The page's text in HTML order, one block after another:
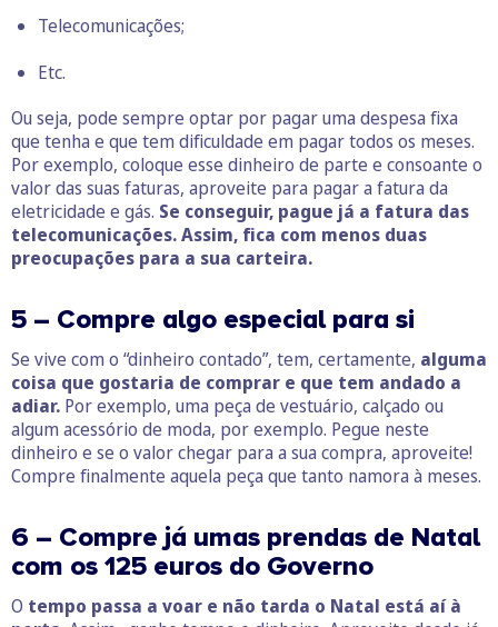
Telecomunicações;
Etc.
Ou seja, pode sempre optar por pagar uma despesa fixa
que tenha e que tem dificuldade em pagar todos os meses.
Por exemplo, coloque esse dinheiro de parte e consoante o
valor das suas faturas, aproveite para pagar a fatura da
eletricidade e gás. Se conseguir, pague já a fatura das
telecomunicações. Assim, fica com menos duas
preocupações para a sua carteira.
5 – Compre algo especial para si
Se vive com o “dinheiro contado”, tem, certamente, alguma
coisa que gostaria de comprar e que tem andado a
adiar. Por exemplo, uma peça de vestuário, calçado ou
algum acessório de moda, por exemplo. Pegue neste
dinheiro e se o valor chegar para a sua compra, aproveite!
Compre finalmente aquela peça que tanto namora à meses.
6 – Compre já umas prendas de Natal
com os 125 euros do Governo
O tempo passa a voar e não tarda o Natal está aí à